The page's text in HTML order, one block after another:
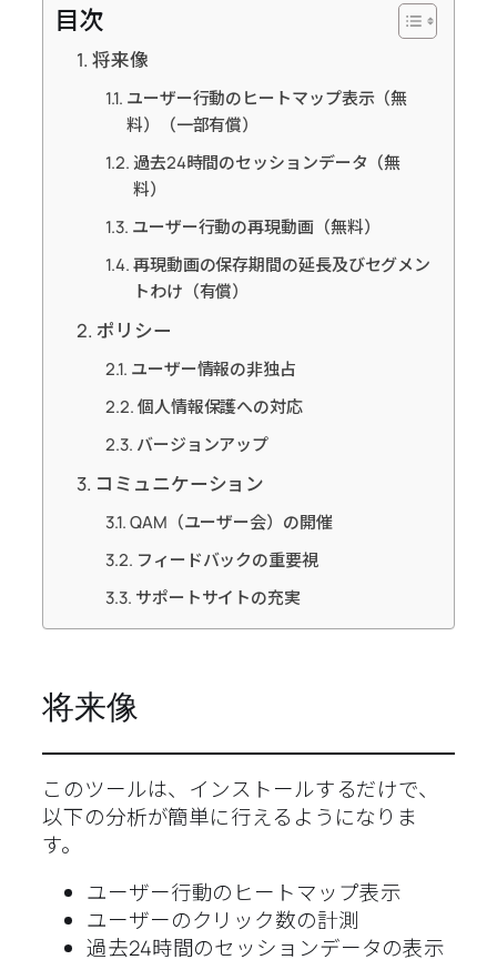
目次
将来像
ユーザー行動のヒートマップ表示（無
料）（一部有償）
過去24時間のセッションデータ（無
料）
ユーザー行動の再現動画（無料）
再現動画の保存期間の延長及びセグメン
トわけ（有償）
ポリシー
ユーザー情報の非独占
個人情報保護への対応
バージョンアップ
コミュニケーション
QAM（ユーザー会）の開催
フィードバックの重要視
サポートサイトの充実
将来像
このツールは、インストールするだけで、
以下の分析が簡単に行えるようになりま
す。
ユーザー行動のヒートマップ表示
ユーザーのクリック数の計測
過去24時間のセッションデータの表示